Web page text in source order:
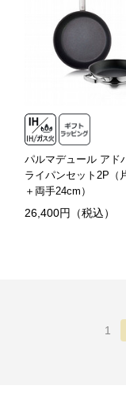
パルマデュール アド
ライパンセット2P（
＋両手24cm）
26,400円（税込）
1